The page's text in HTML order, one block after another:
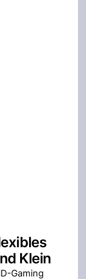
Klein
Gaming